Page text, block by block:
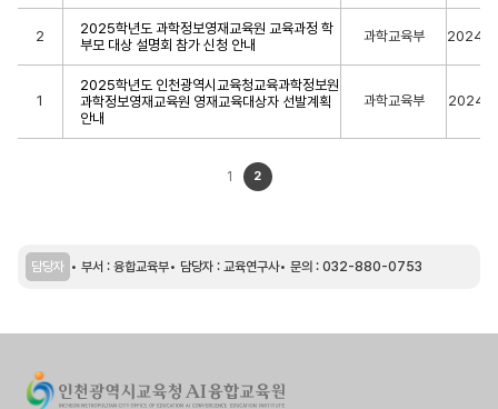
2
2025학년도 과학정보영재교육원 교육과정 학
부모 대상 설명회 참가 신청 안내
과학교육부 2024-
1
2025학년도 인천광역시교육청교육과학정보원
과학정보영재교육원 영재교육대상자 선발계획
안내
과학교육부 2024-
1 2
담당자 부서 : 융합교육부 담당자 : 교육연구사 문의 : 032-880-0753